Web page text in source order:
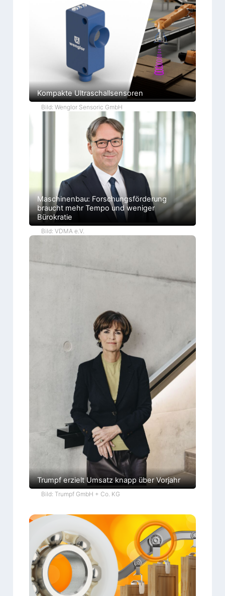
Kompakte Ultraschallsensoren
Bild: Wenglor Sensoric GmbH
Maschinenbau: Forschungsförderung
braucht mehr Tempo und weniger
Bürokratie
Bild: VDMA e.V.
Trumpf erzielt Umsatz knapp über Vorjahr
Bild: Trumpf GmbH + Co. KG